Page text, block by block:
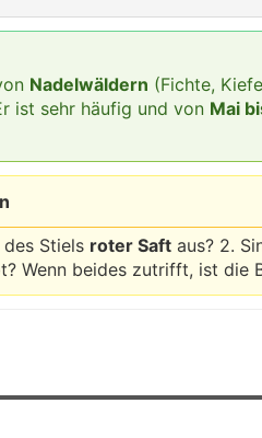
Nadelwäldern (Fichte,
ist sehr häufig und von Mai
Stiels roter Saft aus? 2.
Wenn beides zutrifft, ist die